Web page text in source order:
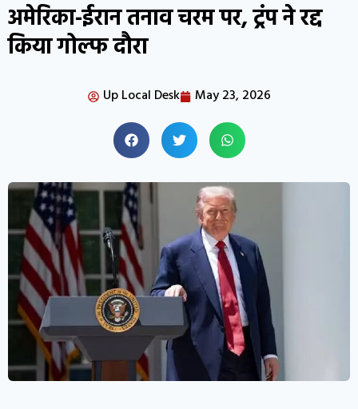
अमेरिका-ईरान तनाव चरम पर, ट्रंप ने रद्द
किया गोल्फ दौरा
Up Local Desk May 23, 2026